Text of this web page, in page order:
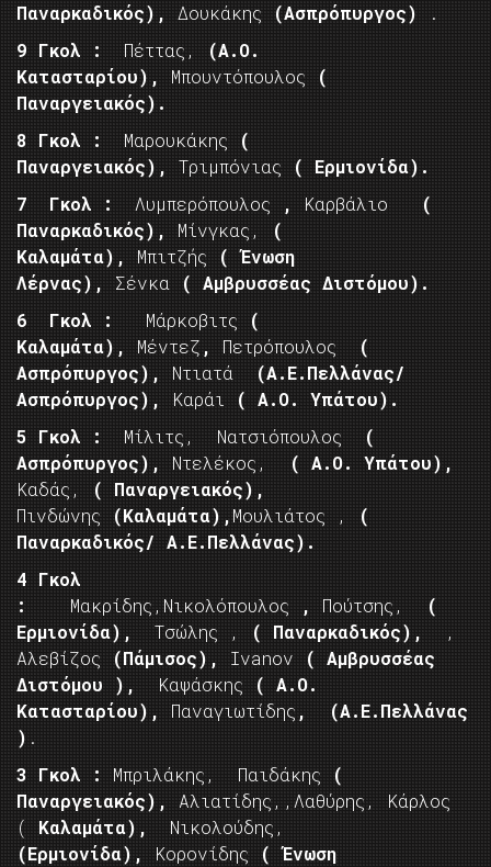
Παναρκαδικός), Δουκάκης (Ασπρόπυργος) .
9 Γκολ :
Πέττας,
(Α.Ο.
Κατασταρίου),
Μπουντόπουλος
(
Παναργειακός).
8 Γκολ :
Μαρουκάκης
(
Παναργειακός),
Τριμπόνιας ( Ερμιονίδα).
7 Γκολ :
Λυμπερόπουλος , Καρβάλιο
(
Παναρκαδικός), Μίνγκας,
(
Καλαμάτα),
Μπιτζής
( Ένωση
Λέρνας),
Σένκα
( Αμβρυσσέας Διστόμου).
6 Γκολ :
Μάρκοβιτς
(
Καλαμάτα), Μέντεζ , Πετρόπουλος
(
Ασπρόπυργος),
Ντιατά
(Α.Ε.Πελλάνας/
Ασπρόπυργος),
Καράι
( Α.Ο. Υπάτου).
5 Γκολ :
Μίλιτς, Νατσιόπουλος (
Ασπρόπυργος),
Ντελέκος,
( Α.Ο. Υπάτου),
Καδάς,
( Παναργειακός),
Πινδώνης
(Καλαμάτα),Μουλιάτος ,
(
Παναρκαδικός/ Α.Ε.Πελλάνας).
4 Γκολ
:
Μακρίδης,Νικολόπουλος , Πούτσης,
(
Ερμιονίδα),
Τσώλης , ( Παναρκαδικός),
,
Αλεβίζος
(Πάμισος), Ivanov
( Αμβρυσσέας
Διστόμου ),
Καψάσκης
( Α.Ο.
Κατασταρίου),
Παναγιωτίδης ,
(Α.Ε.Πελλάνας
) .
3 Γκολ :
Μπριλάκης, Παιδάκης
(
Παναργειακός),
Αλιατίδης,,Λαθύρης, Κάρλος
(
Καλαμάτα),
Νικολούδης,
(Ερμιονίδα),
Κορονίδης
( Ένωση